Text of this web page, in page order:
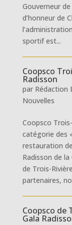
Gouverneur
d’honneur de
sportif est...
Coopsco
Radisson
par Rédaction
Nouvelles
Coopsco
catégorie des
restauration
Radisson de
de Trois-
partenaires,
Coopsco de
Gala